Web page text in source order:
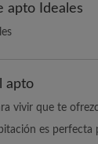
apto Ideales
apto
vivir que te
es perfecta